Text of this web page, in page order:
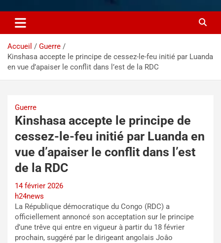
Accueil
Guerre
Kinshasa accepte le principe de cessez-le-feu initié par Luanda
en vue d’apaiser le conflit dans l’est de la RDC
Guerre
Kinshasa accepte le principe de
cessez-le-feu initié par Luanda en
vue d’apaiser le conflit dans l’est
de la RDC
14 février 2026
h24news
La République démocratique du Congo (RDC) a
officiellement annoncé son acceptation sur le principe
d’une trêve qui entre en vigueur à partir du 18 février
prochain, suggéré par le dirigeant angolais Joâo